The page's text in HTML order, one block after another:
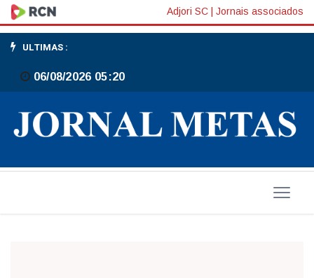
Gaspar
é
destaque
nacional
Adjori SC Jornais associados
ULTIMAS :
06/08/2026 05:20